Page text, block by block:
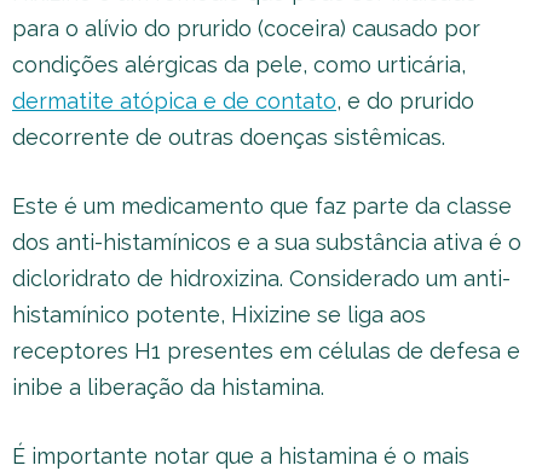
para o alívio do prurido (coceira) causado por
condições alérgicas da pele, como urticária,
dermatite atópica e de contato, e do prurido
decorrente de outras doenças sistêmicas.
Este é um medicamento que faz parte da classe
dos anti-histamínicos e a sua substância ativa é o
dicloridrato de hidroxizina. Considerado um anti-
histamínico potente, Hixizine se liga aos
receptores H1 presentes em células de defesa e
inibe a liberação da histamina.
É importante notar que a histamina é o mais